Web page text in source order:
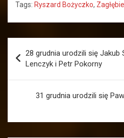
Tags: Ryszard Bożyczko,
wpisu
28 grudnia urodzili się Jakub
Lenczyk i Petr Pokorny
31 grudnia urodzili się